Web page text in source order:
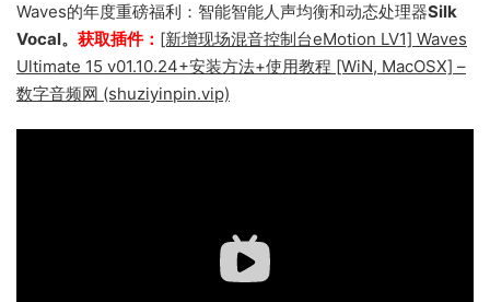
Waves的年度重磅福利：智能智能人声均衡和动态处理器Silk
Vocal。 获取插件： [新增现场混音控制台eMotion LV1] Waves
Ultimate 15 v01.10.24+安装方法+使用教程 [WiN, MacOSX] –
数字音频网 (shuziyinpin.vip)